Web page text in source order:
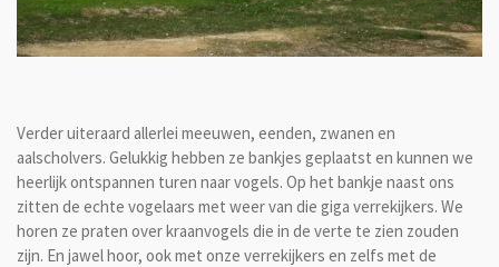
Verder uiteraard allerlei meeuwen, eenden, zwanen en
aalscholvers. Gelukkig hebben ze bankjes geplaatst en kunnen we
heerlijk ontspannen turen naar vogels. Op het bankje naast ons
zitten de echte vogelaars met weer van die giga verrekijkers. We
horen ze praten over kraanvogels die in de verte te zien zouden
zijn. En jawel hoor, ook met onze verrekijkers en zelfs met de